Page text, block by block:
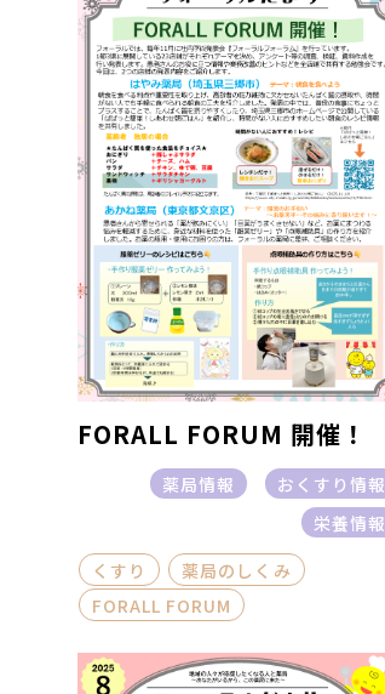
FORALL FORUM 開催！
薬局情報
おくすり情報
栄養情報
くすり
薬局のしくみ
FORALL FORUM